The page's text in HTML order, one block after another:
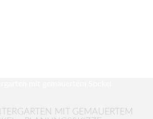
MIT GEMAUERTEM